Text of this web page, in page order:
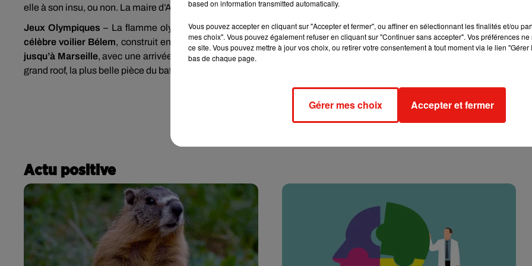
elle à son insu, ou non. La maire d’Avallon est écrouée depuis maintenant quinze jours à la maison d’arrêt de Dijon.
Jeux Olympiques – La flamme olympique va prendre la mer samedi. Elle embarquera depuis Athènes, en Grèce,
célèbre voilier Bélem, construit en 1896, l’année de création des JO modernes. Le périple doit durer 12 jours et la
jusqu’à Marseille, avec une arrivée en fanfare prévue le 8 mai. La flamme sera stockée dans une lanterne et gardée dans
grand roof, la plus belle pièce du bateau.
Actu positive
based on information transmitted automatically.
Vous pouvez accepter en cliquant sur "Accepter et fermer", ou affiner en sélectionnant les finalités et/ou
mes choix". Vous pouvez également refuser en cliquant sur "Continuer sans accepter". Vos préférences
ce site. Vous pouvez mettre à jour vos choix, ou retirer votre consentement à tout moment via le lien
bas de chaque page.
Gérer mes choix Accepter et fermer